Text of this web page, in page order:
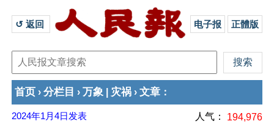
↺ 返回 电子报 正體版
首页 › 分栏目 › 万象 灾祸 › 文章 ：
2024年1月4日 发表 人气： 194,976